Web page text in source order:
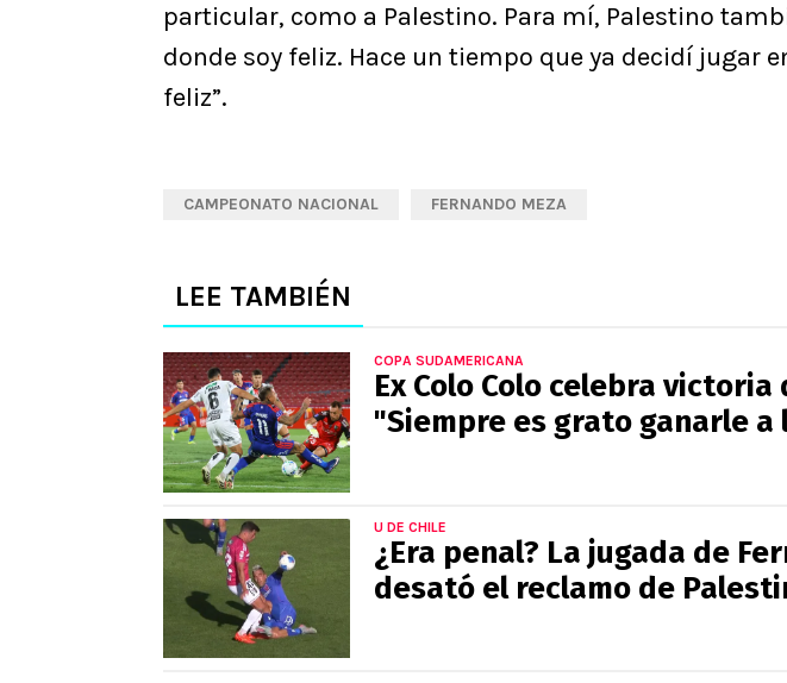
particular, como a Palestino. Para mí, Palestino
donde soy feliz. Hace un tiempo que ya decidí jugar
feliz”.
CAMPEONATO NACIONAL FERNANDO MEZA
LEE TAMBIÉN
COPA SUDAMERICANA
Ex Colo Colo celebra
"Siempre es grato ganarle a
U DE CHILE
¿Era penal? La jugada de
desató el reclamo de